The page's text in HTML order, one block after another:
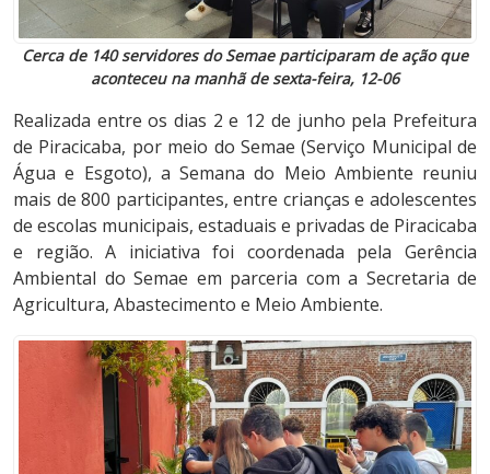
Cerca de 140 servidores do Semae participaram de ação que
aconteceu na manhã de sexta-feira, 12-06
Realizada entre os dias 2 e 12 de junho pela Prefeitura
de Piracicaba, por meio do Semae (Serviço Municipal de
Água e Esgoto), a Semana do Meio Ambiente reuniu
mais de 800 participantes, entre crianças e adolescentes
de escolas municipais, estaduais e privadas de Piracicaba
e região. A iniciativa foi coordenada pela Gerência
Ambiental do Semae em parceria com a Secretaria de
Agricultura, Abastecimento e Meio Ambiente.